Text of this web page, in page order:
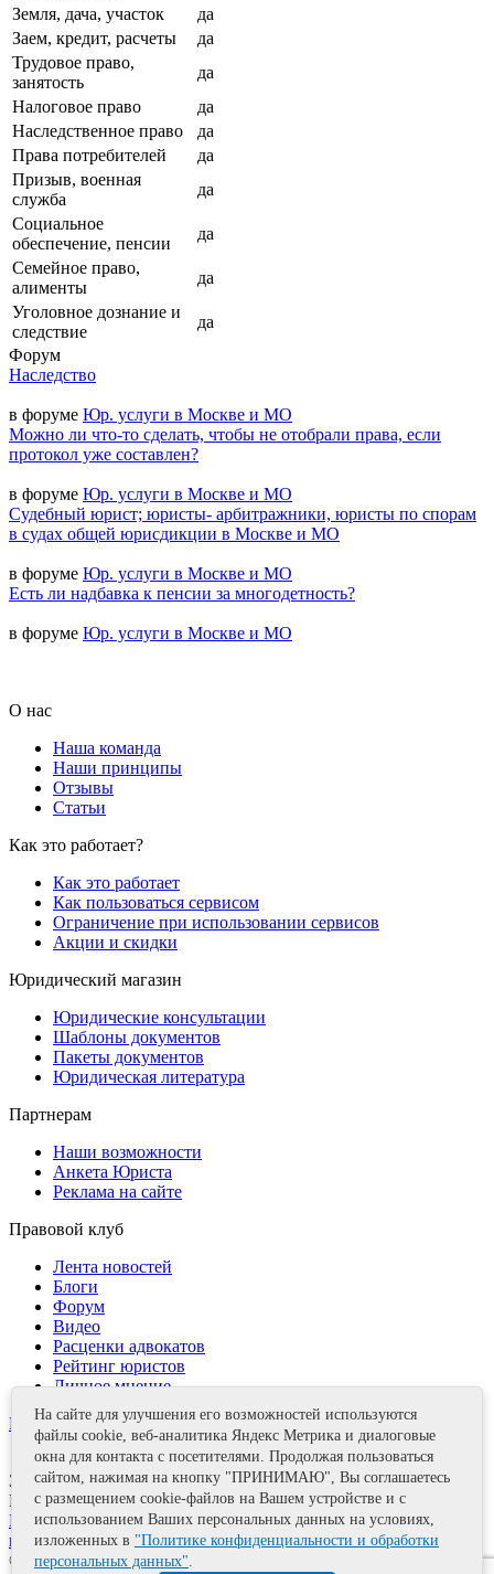
Земля, дача, участок
да
Заем, кредит, расчеты
да
Трудовое право,
занятость
да
Налоговое право
да
Наследственное право
да
Права потребителей
да
Призыв, военная
служба
да
Социальное
обеспечение, пенсии
да
Семейное право,
алименты
да
Уголовное дознание и
следствие
да
Форум
Наследство
в форуме Юр. услуги в Москве и МО
Можно ли что-то сделать, чтобы не отобрали права, если
протокол уже составлен?
в форуме Юр. услуги в Москве и МО
Судебный юрист; юристы- арбитражники, юристы по спорам
в судах общей юрисдикции в Москве и МО
в форуме Юр. услуги в Москве и МО
Есть ли надбавка к пенсии за многодетность?
в форуме Юр. услуги в Москве и МО
О нас
Наша команда
Наши принципы
Отзывы
Статьи
Как это работает?
Как это работает
Как пользоваться сервисом
Ограничение при использовании сервисов
Акции и скидки
Юридический магазин
Юридические консультации
Шаблоны документов
Пакеты документов
Юридическая литература
Партнерам
Наши возможности
Анкета Юриста
Реклама на сайте
Правовой клуб
Лента новостей
Блоги
Форум
Видео
Расценки адвокатов
Рейтинг юристов
Личное мнение
Контакты
Задать вопрос
Поделиться
Политика информационной безопасности Правила
использования материалов
© 2011—2026 А.Е. Мишушин
На сайте для улучшения его возможностей используются
файлы cookie, веб-аналитика Яндекс Метрика и диалоговые
окна для контакта с посетителями. Продолжая пользоваться
сайтом, нажимая на кнопку "ПРИНИМАЮ", Вы соглашаетесь
с размещением cookie-файлов на Вашем устройстве и с
использованием Ваших персональных данных на условиях,
изложенных в "Политике конфиденциальности и обработки
персональных данных".